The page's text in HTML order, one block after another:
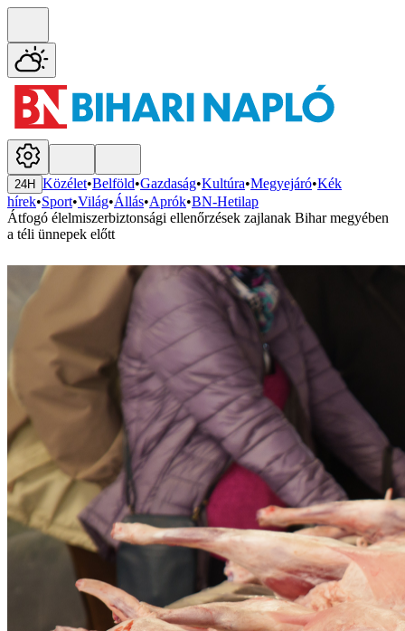
24H Közélet•Belföld•Gazdaság•Kultúra•Megyejáró•Kék
hírek•Sport•Világ•Állás•Aprók•BN-Hetilap
Átfogó élelmiszerbiztonsági ellenőrzések zajlanak Bihar megyében
a téli ünnepek előtt